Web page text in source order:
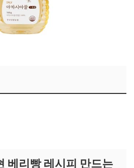
베리빵 레시피 만드는